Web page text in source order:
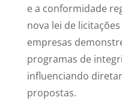
e a conformidade
nova lei de
empresas
programas de
influenciando
propostas.